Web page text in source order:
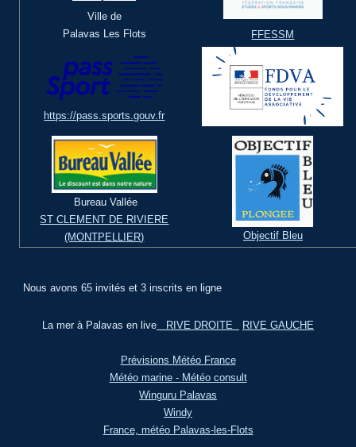
Ville de
Palavas Les Flots
FFESSM
https://pass.sports.gouv.fr
Bureau Vallée
ST CLEMENT DE RIVIERE
(MONTPELLIER)
Objectif Bleu
Nous avons 65 invités et 3 inscrits en ligne
La mer à Palavas en live RIVE DROITE RIVE GAUCHE
Prévisions Météo France
Météo marine - Météo consult
Winguru Palavas
Windy
France, météo Palavas-les-Flots